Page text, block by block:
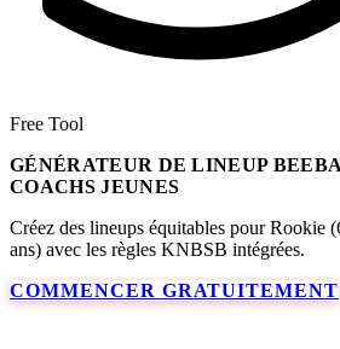
Free Tool
GÉNÉRATEUR DE LINEUP
COACHS JEUNES
Créez des lineups équitables pour Rookie
ans) avec les règles KNBSB intégrées.
COMMENCER GRATUITEMENT